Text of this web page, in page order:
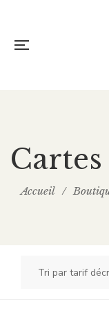
Accueil /